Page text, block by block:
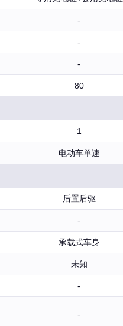
-
-
-
80
1
电动车单速
后置后驱
-
承载式车身
未知
-
-